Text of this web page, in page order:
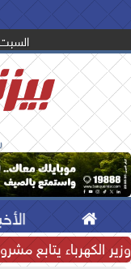
السبت 8 أغسطس

النقدي يرتفع
وزير الكهرباء يتابع